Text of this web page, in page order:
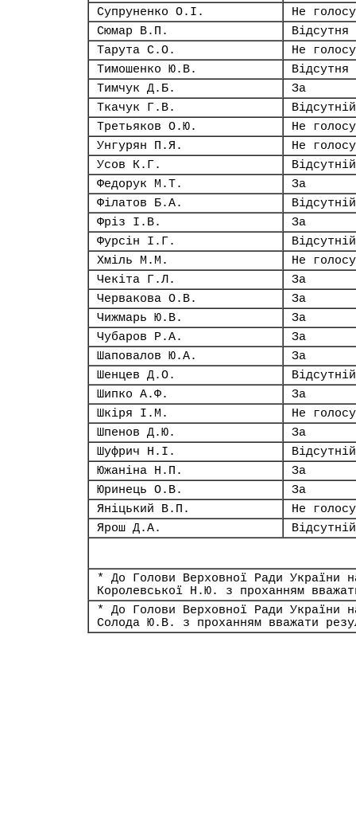
Супруненко О.І.
Не
Сюмар В.П.
Відсутня
Тарута С.О.
Не
Тимошенко Ю.В.
Відсутня
Тимчук Д.Б.
За
Ткачук Г.В.
Відсутній
Третьяков О.Ю.
Не
Унгурян П.Я.
Не
Усов К.Г.
Відсутній
Федорук М.Т.
За
Філатов Б.А.
Відсутній
Фріз І.В.
За
Фурсін І.Г.
Відсутній
Хміль М.М.
Не
Чекіта Г.Л.
За
Червакова О.В.
За
Чижмарь Ю.В.
За
Чубаров Р.А.
За
Шаповалов Ю.А.
За
Шенцев Д.О.
Відсутній
Шипко А.Ф.
За
Шкіря І.М.
Не
Шпенов Д.Ю.
За
Шуфрич Н.І.
Відсутній
Южаніна Н.П.
За
Юринець О.В.
За
Яніцький В.П.
Не
Ярош Д.А.
Відсутній
* До Голови Верховної Ради України
Королевської Н.Ю. з проханням
* До Голови Верховної Ради України
Солода Ю.В. з проханням вважати